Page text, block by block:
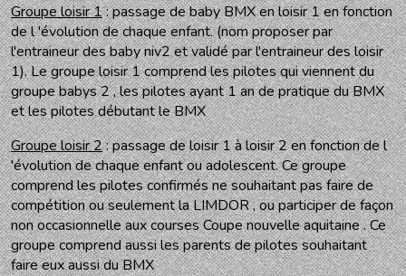
Groupe loisir 1: passage de baby BMX en loisir 1 en fonction
de l 'évolution de chaque enfant. (nom proposer par
l'entraineur des baby niv2 et validé par l'entraineur des loisir
1). Le groupe loisir 1 comprend les pilotes qui viennent du
groupe babys 2 , les pilotes ayant 1 an de pratique du BMX
et les pilotes débutant le BMX
Groupe loisir 2: passage de loisir 1 à loisir 2 en fonction de l
'évolution de chaque enfant ou adolescent. Ce groupe
comprend les pilotes confirmés ne souhaitant pas faire de
compétition ou seulement la LIMDOR , ou participer de façon
non occasionnelle aux courses Coupe nouvelle aquitaine . Ce
groupe comprend aussi les parents de pilotes souhaitant
faire eux aussi du BMX